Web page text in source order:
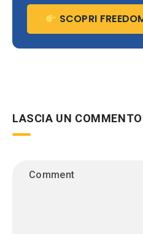
SCOPRI
LASCIA UN COMMENTO